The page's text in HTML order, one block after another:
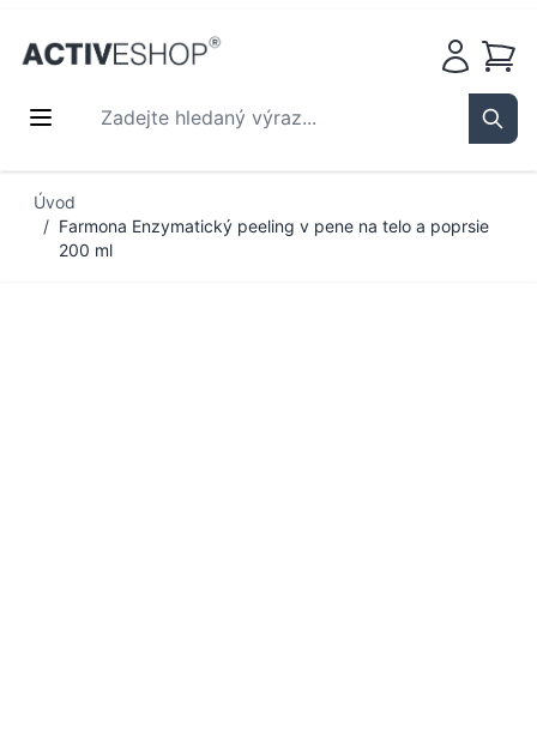
Zadejte hledaný výraz...
Košík
Úvod
/ Farmona Enzymatický peeling v pene na telo a poprsie
200 ml